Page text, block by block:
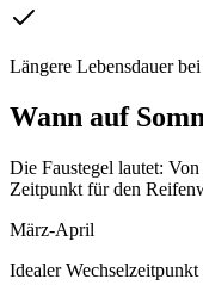
Längere Lebensdauer
Wann auf
Die Faustegel lautet:
Zeitpunkt für den
März-April
Idealer